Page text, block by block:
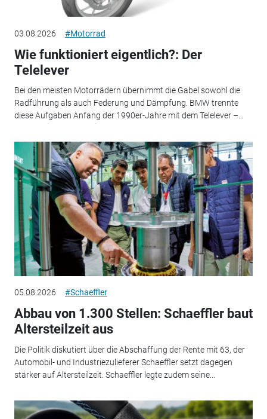
03.08.2026 #Motorrad
Wie funktioniert eigentlich?: Der
Telelever
Bei den meisten Motorrädern übernimmt die Gabel sowohl die
Radführung als auch Federung und Dämpfung. BMW trennte
diese Aufgaben Anfang der 1990er-Jahre mit dem Telelever –...
05.08.2026 #Schaeffler
Abbau von 1.300 Stellen: Schaeffler baut
Altersteilzeit aus
Die Politik diskutiert über die Abschaffung der Rente mit 63, der
Automobil- und Industriezulieferer Schaeffler setzt dagegen
stärker auf Altersteilzeit. Schaeffler legte zudem seine...